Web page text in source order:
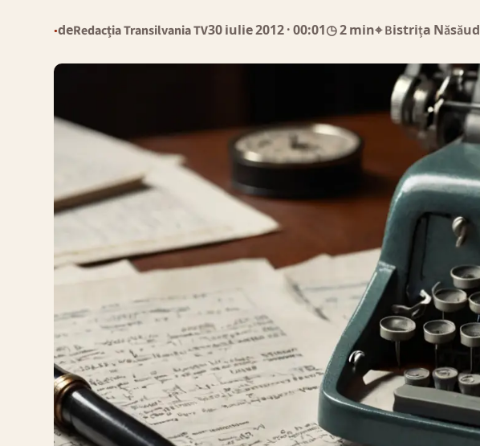
●deRedacția Transilvania TV30 iulie 2012· 00:01◷ 2 min⌖ Bistrița Năsăud